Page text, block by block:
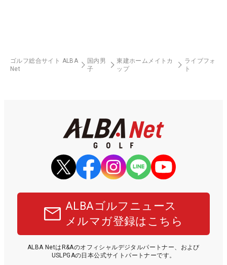
ゴルフ総合サイト ALBA
Net
国内男
子
東建ホームメイトカ
ップ
ライブフォ
ト
ALBAゴルフニュース
メルマガ登録はこちら
ALBA NetはR&Aのオフィシャルデジタルパートナー、および
USLPGAの日本公式サイトパートナーです。